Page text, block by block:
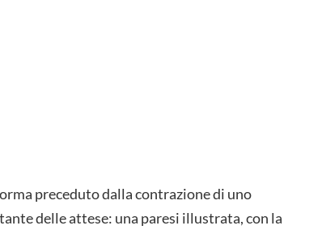
preceduto dalla contrazione di uno
delle attese: una paresi illustrata, con la